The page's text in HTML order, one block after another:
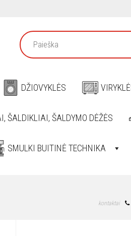
DŽIOVYKLĖS
ŠALDIKLIAI, ŠALDYMO DĖŽĖS
SMULKI BUITINĖ TECHNIKA
kontaktai